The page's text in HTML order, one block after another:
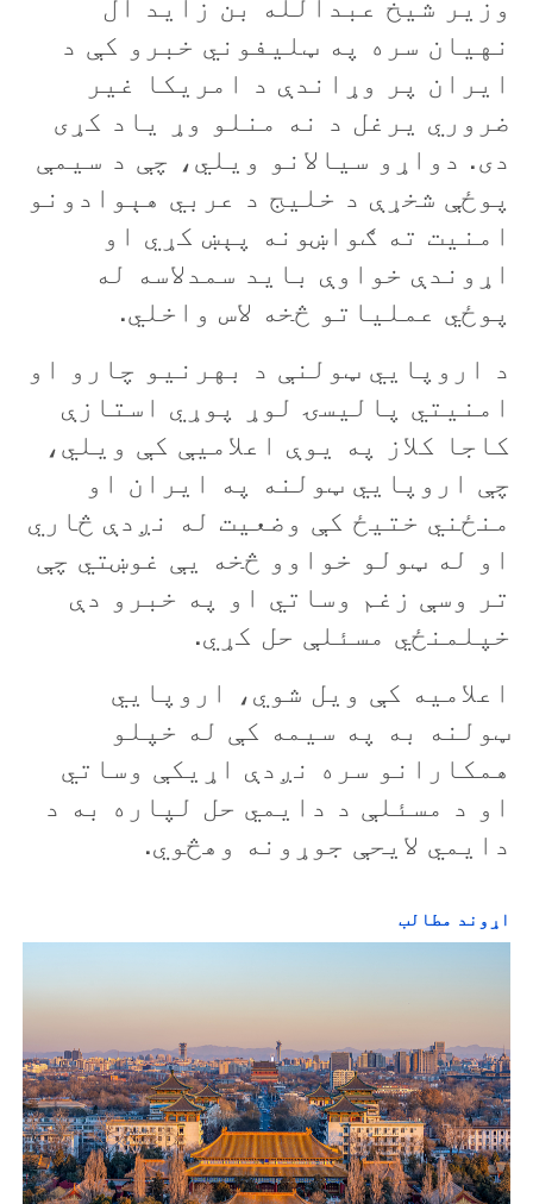
نهیان سره په ټلیفوني خبرو کې د
ایران پر وړاندې د امریکا غیر
ضروري یرغل د نه منلو وړ ياد کړی
دی. دواړو سیالانو ويلي، چې د سیمې
پوځې شخړې د خلیج د عربي هېوادونو
امنیت ته ګواښونه پېښ کړي او
اړوندې خواوې باید سمدلاسه له
پوځي عملیاتو څخه لاس واخلي.
د اروپايي ټولنې د بهرنیو چارو او
امنیتي پالیسۍ لوړ پوړي استازې
کاجا کلاز په یوې اعلامیې کې ويلي،
چې اروپايي ټولنه په ایران او
منځني ختیځ کې وضعیت له نږدې څاري
او له ټولو خواوو څخه یې غوښتي چې
تر وسې زغم وساتي او په خبرو دې
خپلمنځي مسئلې حل کړي.
اعلاميه کې ويل شوي، اروپايي
ټولنه به په سیمه کې له خپلو
همکارانو سره نږدې اړیکې وساتي
او د مسئلې د دایمي حل لپاره به د
دایمي لایحې جوړونه وهڅوي.
اړوند مطالب